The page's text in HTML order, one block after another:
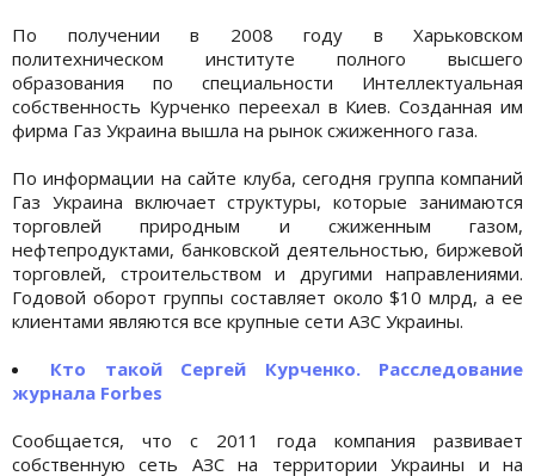
По получении в 2008 году в Харьковском
политехническом институте полного высшего
образования по специальности Интеллектуальная
собственность Курченко переехал в Киев. Созданная им
фирма Газ Украина вышла на рынок сжиженного газа.
По информации на сайте клуба, сегодня группа компаний
Газ Украина включает структуры, которые занимаются
торговлей природным и сжиженным газом,
нефтепродуктами, банковской деятельностью, биржевой
торговлей, строительством и другими направлениями.
Годовой оборот группы составляет около $10 млрд, а ее
клиентами являются все крупные сети АЗС Украины.
Кто такой Сергей Курченко. Расследование
журнала Forbes
Сообщается, что с 2011 года компания развивает
собственную сеть АЗС на территории Украины и на